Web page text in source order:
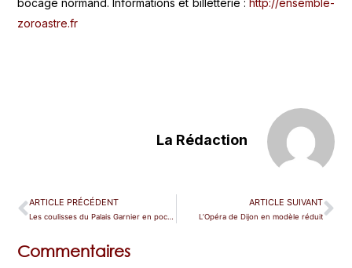
bocage normand. Informations et billetterie : http://ensemble-
zoroastre.fr
La Rédaction
ARTICLE PRÉCÉDENT ARTICLE SUIVANT
L’Opéra de Dijon en modèle réduit
Commentaires